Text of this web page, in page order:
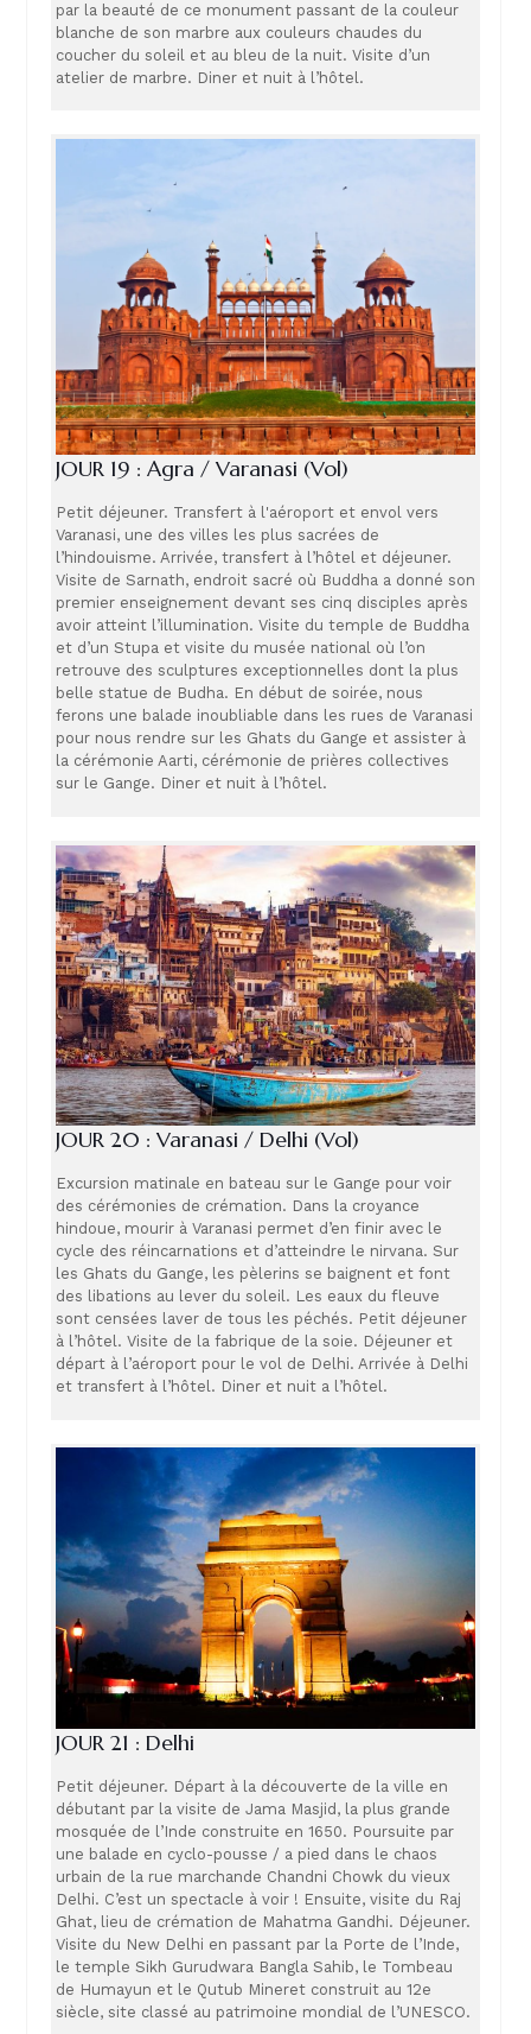
par la beauté de ce monument passant de la couleur
blanche de son marbre aux couleurs chaudes du
coucher du soleil et au bleu de la nuit. Visite d’un
atelier de marbre. Diner et nuit à l’hôtel.
JOUR 19 : Agra / Varanasi (Vol)
Petit déjeuner. Transfert à l'aéroport et envol vers
Varanasi, une des villes les plus sacrées de
l’hindouisme. Arrivée, transfert à l’hôtel et déjeuner.
Visite de Sarnath, endroit sacré où Buddha a donné son
premier enseignement devant ses cinq disciples après
avoir atteint l’illumination. Visite du temple de Buddha
et d’un Stupa et visite du musée national où l’on
retrouve des sculptures exceptionnelles dont la plus
belle statue de Budha. En début de soirée, nous
ferons une balade inoubliable dans les rues de Varanasi
pour nous rendre sur les Ghats du Gange et assister à
la cérémonie Aarti, cérémonie de prières collectives
sur le Gange. Diner et nuit à l’hôtel.
JOUR 20 : Varanasi / Delhi (Vol)
Excursion matinale en bateau sur le Gange pour voir
des cérémonies de crémation. Dans la croyance
hindoue, mourir à Varanasi permet d’en finir avec le
cycle des réincarnations et d’atteindre le nirvana. Sur
les Ghats du Gange, les pèlerins se baignent et font
des libations au lever du soleil. Les eaux du fleuve
sont censées laver de tous les péchés. Petit déjeuner
à l’hôtel. Visite de la fabrique de la soie. Déjeuner et
départ à l’aéroport pour le vol de Delhi. Arrivée à Delhi
et transfert à l’hôtel. Diner et nuit a l’hôtel.
JOUR 21 : Delhi
Petit déjeuner. Départ à la découverte de la ville en
débutant par la visite de Jama Masjid, la plus grande
mosquée de l’Inde construite en 1650. Poursuite par
une balade en cyclo-pousse / a pied dans le chaos
urbain de la rue marchande Chandni Chowk du vieux
Delhi. C’est un spectacle à voir ! Ensuite, visite du Raj
Ghat, lieu de crémation de Mahatma Gandhi. Déjeuner.
Visite du New Delhi en passant par la Porte de l’Inde,
le temple Sikh Gurudwara Bangla Sahib, le Tombeau
de Humayun et le Qutub Mineret construit au 12e
siècle, site classé au patrimoine mondial de l’UNESCO.